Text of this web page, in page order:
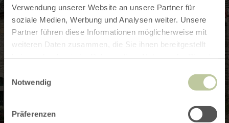
Verwendung unserer Website an unsere Partner für
soziale Medien, Werbung und Analysen weiter. Unsere
Partner führen diese Informationen möglicherweise mit
weiteren Daten zusammen, die Sie ihnen bereitgestellt
Notwendig
Präferenzen